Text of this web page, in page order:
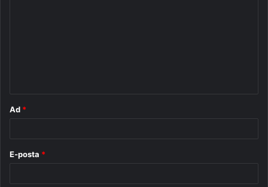
Ad *
E-posta *